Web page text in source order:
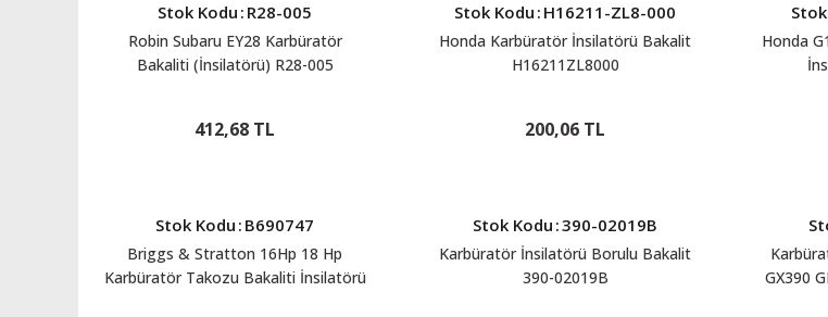
Stok Kodu : R28-005
Robin Subaru EY28 Karbüratör
Bakaliti (İnsilatörü) R28-005
412,68 TL
Stok Kodu : H16211-ZL8-000
Honda Karbüratör İnsilatörü Bakalit
H16211ZL8000
200,06 TL
Honda
Stok Kodu : B690747
Briggs & Stratton 16Hp 18 Hp
Karbüratör Takozu Bakaliti İnsilatörü
Stok Kodu :390-02019B
Karbüratör İnsilatörü Borulu Bakalit
390-02019B
GX390